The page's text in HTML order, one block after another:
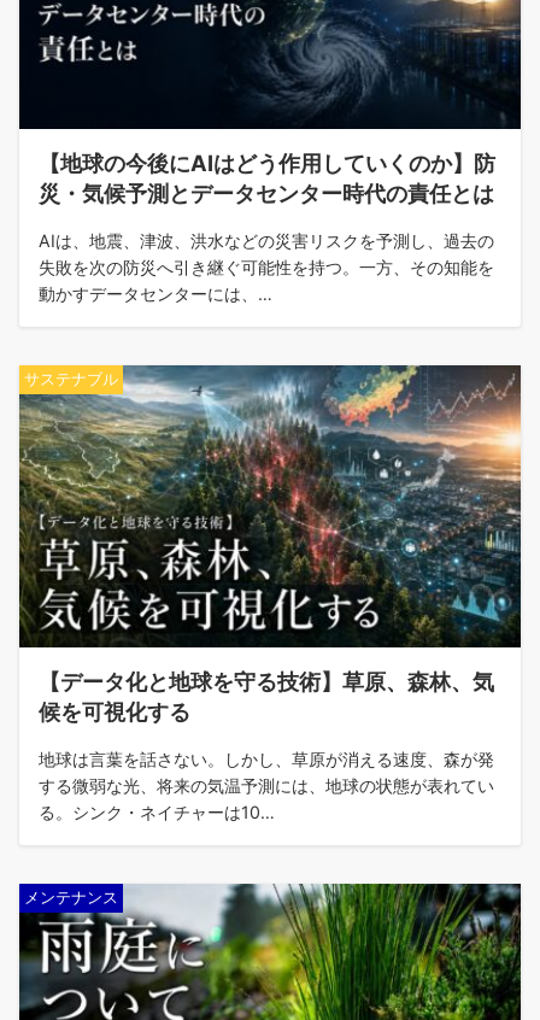
【地球の今後にAIはどう作用していくのか】防
災・気候予測とデータセンター時代の責任とは
AIは、地震、津波、洪水などの災害リスクを予測し、過去の
失敗を次の防災へ引き継ぐ可能性を持つ。一方、その知能を
動かすデータセンターには、…
サステナブル
【データ化と地球を守る技術】草原、森林、気
候を可視化する
地球は言葉を話さない。しかし、草原が消える速度、森が発
する微弱な光、将来の気温予測には、地球の状態が表れてい
る。シンク・ネイチャーは10…
メンテナンス